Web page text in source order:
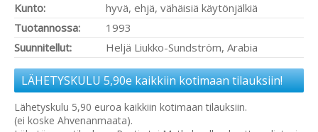
Kunto:
hyvä, ehjä, vähäisiä käytönjälkiä
Tuotannossa:
1993
Suunnitellut:
Heljä Liukko-Sundström, Arabia
LÄHETYSKULU 5,90e kaikkiin kotimaan tilauksiin!
Lähetyskulu 5,90 euroa kaikkiin kotimaan tilauksiin.
(ei koske Ahvenanmaata).